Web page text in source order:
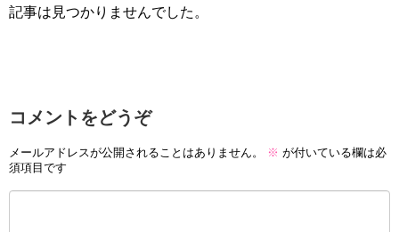
記事は見つかりませんでした。
コメントをどうぞ
メールアドレスが公開されることはありません。 ※ が付いている欄は必
須項目です